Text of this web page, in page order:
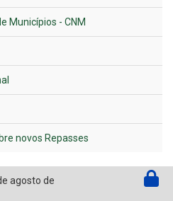
Municípios - CNM
novos Repasses
agosto de